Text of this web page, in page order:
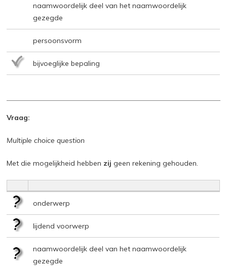
naamwoordelijk deel van het naamwoordelijk
gezegde
persoonsvorm
bijvoeglijke bepaling
Vraag:
Multiple choice question
Met die mogelijkheid hebben zij geen rekening gehouden.
onderwerp
lijdend voorwerp
naamwoordelijk deel van het naamwoordelijk
gezegde